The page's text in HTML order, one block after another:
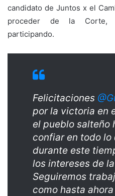
candidato de Juntos x el
proceder de la Corte,
participando.
Felicitaciones
por la victoria en
el pueblo salteño
confiar en todo lo
durante este
los intereses de
Seguiremos
como hasta